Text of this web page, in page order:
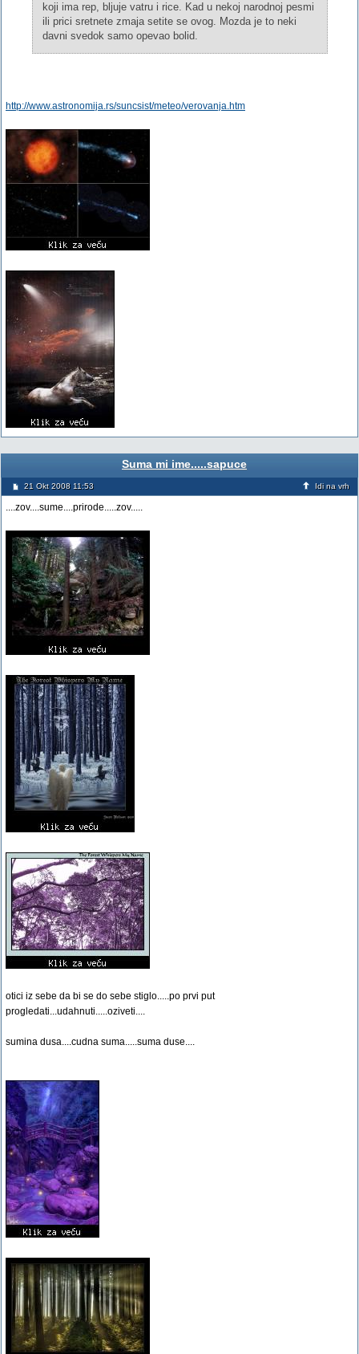
koji ima rep, bljuje vatru i rice. Kad u nekoj narodnoj pesmi
ili prici sretnete zmaja setite se ovog. Mozda je to neki
davni svedok samo opevao bolid.
http://www.astronomija.rs/suncsist/meteo/verovanja.htm
Suma mi ime.....sapuce
21 Okt 2008 11:53 Idi na vrh
....zov....sume....prirode.....zov.....
otici iz sebe da bi se do sebe stiglo.....po prvi put
progledati...udahnuti.....oziveti....
sumina dusa....cudna suma.....suma duse....